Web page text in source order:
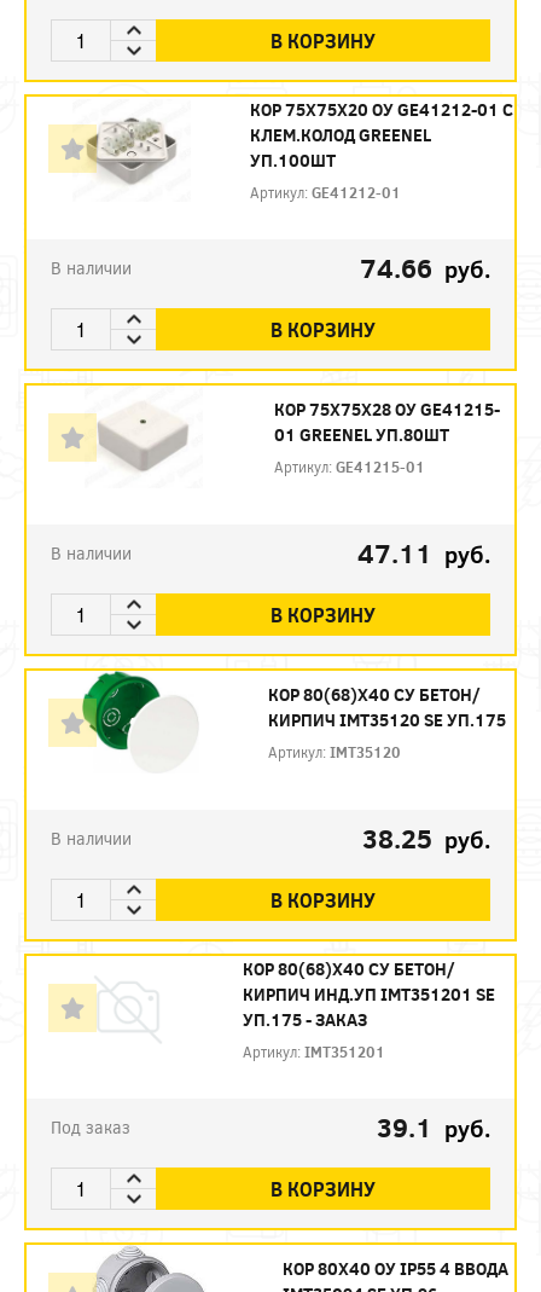
В КОРЗИНУ
КОР 75Х75Х20 ОУ GE41212-01 С
КЛЕМ.КОЛОД GREENEL
УП.100ШТ
Артикул:GE41212-01
В наличии 74.66 руб.
В КОРЗИНУ
КОР 75Х75Х28 ОУ GE41215-
01 GREENEL УП.80ШТ
Артикул:GE41215-01
В наличии 47.11 руб.
В КОРЗИНУ
КОР 80(68)Х40 СУ БЕТОН/
КИРПИЧ IMT35120 SE УП.175
Артикул:IMT35120
В наличии 38.25 руб.
В КОРЗИНУ
КОР 80(68)Х40 СУ БЕТОН/
КИРПИЧ ИНД.УП IMT351201 SE
УП.175 - ЗАКАЗ
Артикул:IMT351201
Под заказ 39.1 руб.
В КОРЗИНУ
КОР 80Х40 ОУ IP55 4 ВВОДА